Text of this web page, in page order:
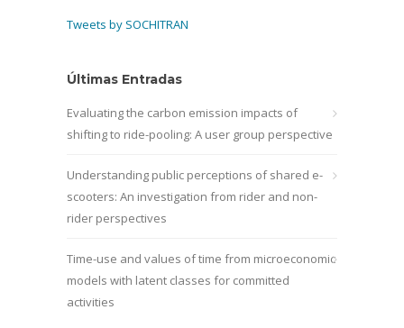
Tweets by SOCHITRAN
Últimas Entradas
Evaluating the carbon emission impacts of
shifting to ride-pooling: A user group perspective
Understanding public perceptions of shared e-
scooters: An investigation from rider and non-
rider perspectives
Time-use and values of time from microeconomic
models with latent classes for committed
activities